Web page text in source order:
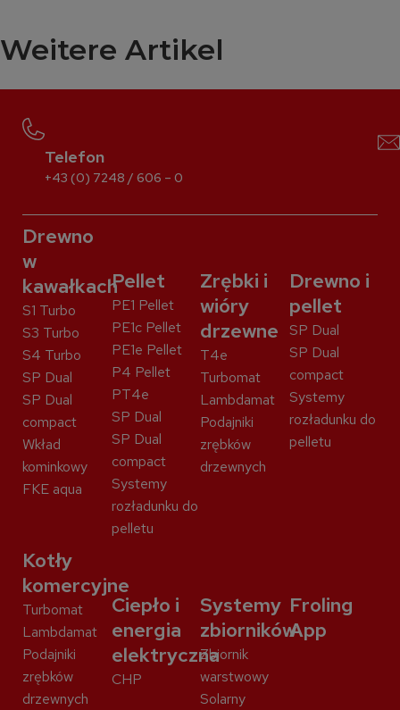
Weitere Artikel
Telefon
+43 (0) 7248 / 606 – 0
Drewno
w
kawałkach
S1 Turbo
S3 Turbo
S4 Turbo
SP Dual
SP Dual
compact
Wkład
kominkowy
FKE aqua
Pellet
PE1 Pellet
PE1c Pellet
PE1e Pellet
P4 Pellet
PT4e
SP Dual
SP Dual
compact
Systemy
rozładunku do
pelletu
Zrębki i
wióry
drzewne
T4e
Turbomat
Lambdamat
Podajniki
zrębków
drzewnych
Drewno i
pellet
SP Dual
SP Dual
compact
Systemy
rozładunku do
pelletu
Kotły
komercyjne
Turbomat
Lambdamat
Podajniki
zrębków
drzewnych
Ciepło i
energia
elektryczna
CHP
Systemy
zbiorników
Zbiornik
warstwowy
Solarny
Froling
App